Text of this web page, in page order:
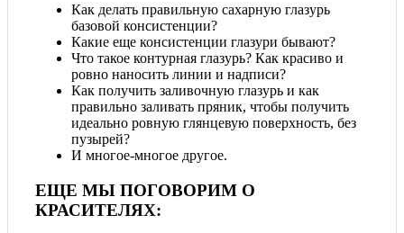
Как делать правильную сахарную глазурь
базовой консистенции?
Какие еще консистенции глазури бывают?
Что такое контурная глазурь? Как красиво и
ровно наносить линии и надписи?
Как получить заливочную глазурь и как
правильно заливать пряник, чтобы получить
идеально ровную глянцевую поверхность, без
пузырей?
И многое-многое другое.
ЕЩЕ МЫ ПОГОВОРИМ О
КРАСИТЕЛЯХ: